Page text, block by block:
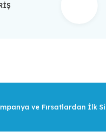
ve Fırsatlardan İlk